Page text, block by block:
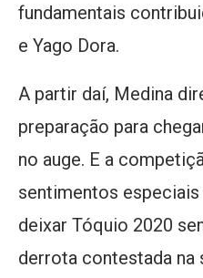
fundamentais
e Yago Dora.
A partir daí, Medina
preparação para
no auge. E a
sentimentos
deixar Tóquio 2020
derrota contestada na